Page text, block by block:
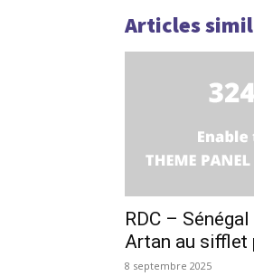
Articles
RDC –
Artan au sifflet
8 septembre 2025